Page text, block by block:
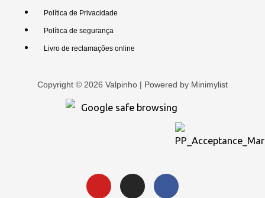
Política de Privacidade
Política de segurança
Livro de reclamações online
Copyright © 2026 Valpinho | Powered by Minimylist